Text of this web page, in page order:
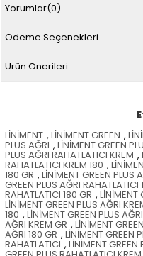
Yorumlar(0)
Ödeme Seçenekleri
Ürün Önerileri
LİNİMENT , LİNİMENT GREEN ,
PLUS AĞRI , LİNİMENT GREEN
PLUS AĞRI RAHATLATICI KREM ,
RAHATLATICI KREM 180 ,
180 GR , LİNİMENT GREEN PLUS
GREEN PLUS AĞRI RAHATLATICI
RAHATLATICI 180 GR , LİNİMENT
LİNİMENT GREEN PLUS AĞRI
180 , LİNİMENT GREEN PLUS
AĞRI KREM GR , LİNİMENT
AĞRI 180 GR , LİNİMENT GREEN
RAHATLATICI , LİNİMENT GREEN